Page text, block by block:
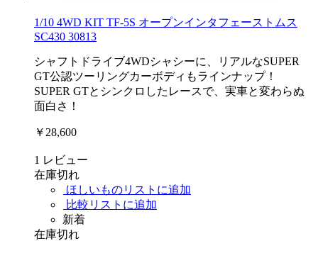
1/10 4WD KIT TF-5S オープンインタフェーストムス
SC430 30813
シャフトドライブ4WDシャシーに、リアルなSUPER
GT公認ツーリングカーボディもラインナップ！
SUPER GTとシンクロしたレースで、実車と変わらぬ
面白さ！
￥28,600
1 レビュー
在庫切れ
ほしいものリストに追加
比較リストに追加
新着
在庫切れ